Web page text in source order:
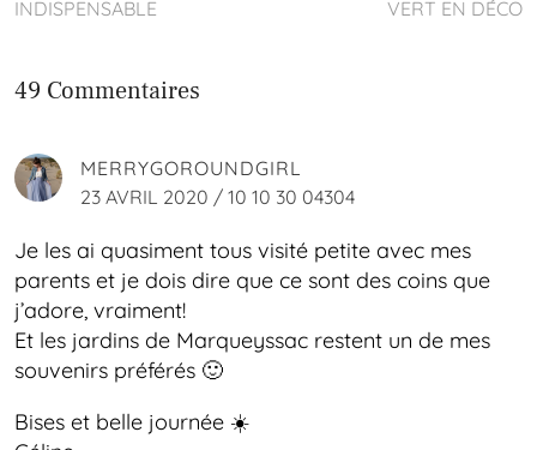
INDISPENSABLE
VERT EN DÉCO
49 Commentaires
MERRYGOROUNDGIRL
23 AVRIL 2020 / 10 10 30 04304
Je les ai quasiment tous visité petite avec mes
parents et je dois dire que ce sont des coins que
j’adore, vraiment!
Et les jardins de Marqueyssac restent un de mes
souvenirs préférés 🙂
Bises et belle journée ☀️